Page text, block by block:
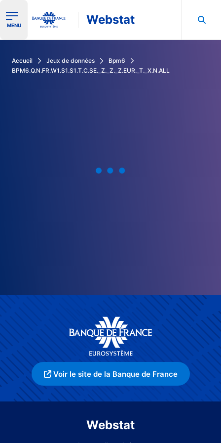
Ouvrir le menu de navigation
MENU Webstat
Accueil Jeux de données
Bpm6
BPM6.Q.N.FR.W1.S1.S1.T.C.SE._Z._Z._Z.EUR._T._X.N.ALL
Voir le site de la Banque de France
Webstat